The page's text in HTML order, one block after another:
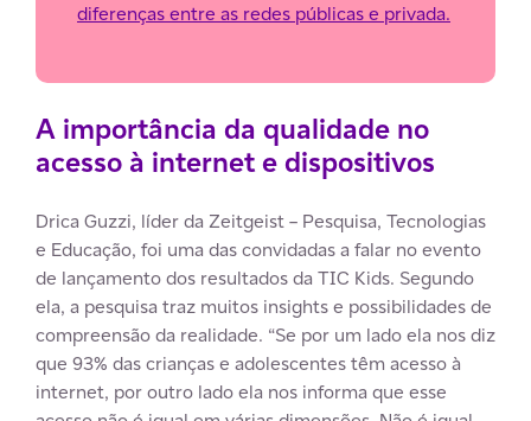
diferenças entre as redes públicas e privada.
A importância da qualidade no
acesso à internet e dispositivos
Drica Guzzi, líder da Zeitgeist – Pesquisa, Tecnologias
e Educação, foi uma das convidadas a falar no evento
de lançamento dos resultados da TIC Kids. Segundo
ela, a pesquisa traz muitos insights e possibilidades de
compreensão da realidade. “Se por um lado ela nos diz
que 93% das crianças e adolescentes têm acesso à
internet, por outro lado ela nos informa que esse